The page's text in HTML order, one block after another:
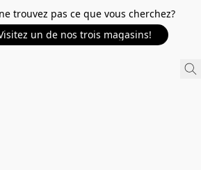
trouvez pas ce que vous cherchez?
un de nos trois magasins!